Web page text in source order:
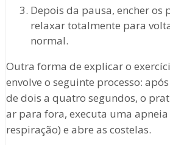
Depois da pausa, encher os
relaxar totalmente para
normal.
Outra forma de explicar o
envolve o seguinte processo:
de dois a quatro segundos, o
ar para fora, executa uma apneia
respiração) e abre as costelas.